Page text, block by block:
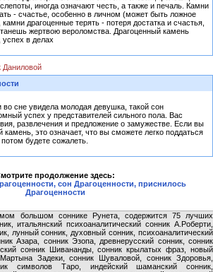
иногда означают честь, а также и печаль. Камни
- счастье, особенно в личном (может быть ложное
драгоценные терять - потеря достатка и счастья,
жертвою вероломства. Драгоценный камень
успех в делах
Даниловой
во сне увидела молодая девушка, такой сон
успех у представителей сильного пола. Вас
развлечения и предложение о замужестве. Если вы
камень, это означает, что вы сможете легко поддаться
будете сожалеть.
продолжение здесь:
сон Драгоценности, приснилось
Драгоценности
большом соннике Рунета, содержится 75 лучших
итальянский психоаналитический сонник А.Роберти,
лунный сонник, духовный сонник, психоаналитический
Азара, сонник Эзопа, древнерусский сонник, сонник
сонник Шивананды, сонник крылатых фраз, новый
Задеки, сонник Шуваловой, сонник Здоровья,
символов Таро, индейский шаманский сонник,